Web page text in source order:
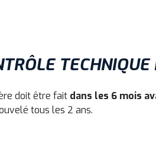
doit être fait dans les 6 mois
tous les 2 ans.